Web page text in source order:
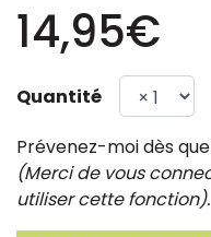
14,95€
Quantité
Prévenez-moi dès
(Merci de vous
utiliser cette fonction).